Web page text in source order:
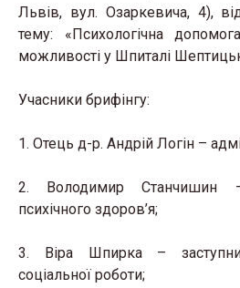
Львів, вул. Озаркевича, 4),
тему: «Психологічна
можливості у Шпиталі
Учасники брифінгу:
1. Отець д-р. Андрій Логін –
2. Володимир Станчишин
психічного здоров’я;
3. Віра Шпирка –
соціальної роботи;